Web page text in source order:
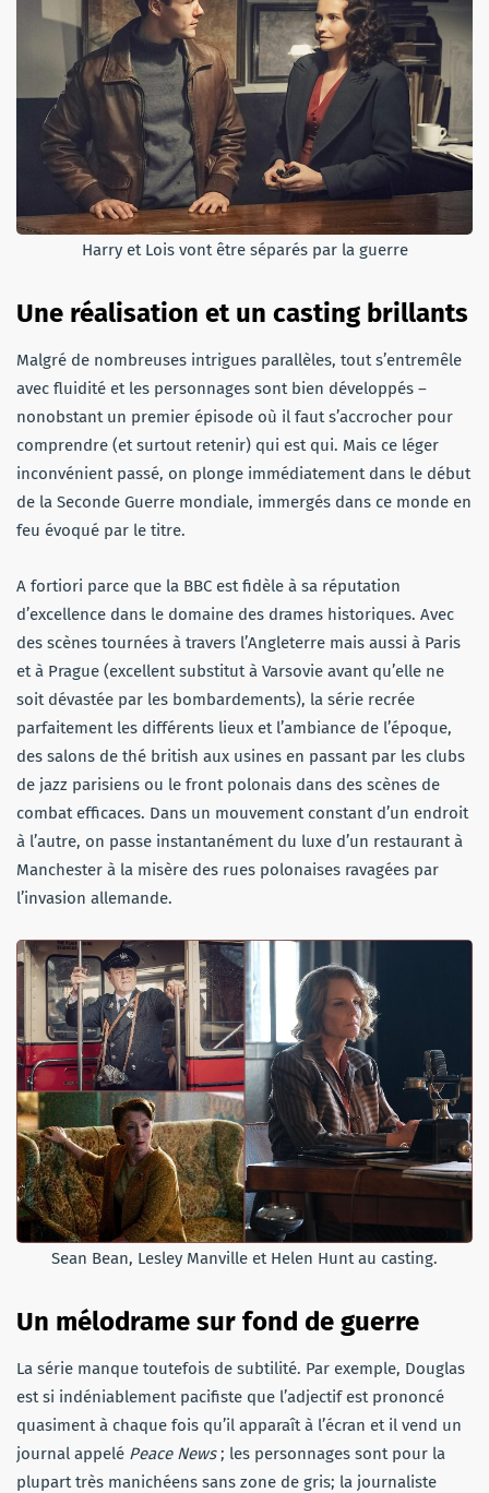
Harry et Lois vont être séparés par la guerre
Une réalisation et un casting brillants
Malgré de nombreuses intrigues parallèles, tout s’entremêle
avec fluidité et les personnages sont bien développés –
nonobstant un premier épisode où il faut s’accrocher pour
comprendre (et surtout retenir) qui est qui. Mais ce léger
inconvénient passé, on plonge immédiatement dans le début
de la Seconde Guerre mondiale, immergés dans ce monde en
feu évoqué par le titre.
A fortiori parce que la BBC est fidèle à sa réputation
d’excellence dans le domaine des drames historiques. Avec
des scènes tournées à travers l’Angleterre mais aussi à Paris
et à Prague (excellent substitut à Varsovie avant qu’elle ne
soit dévastée par les bombardements), la série recrée
parfaitement les différents lieux et l’ambiance de l’époque,
des salons de thé british aux usines en passant par les clubs
de jazz parisiens ou le front polonais dans des scènes de
combat efficaces. Dans un mouvement constant d’un endroit
à l’autre, on passe instantanément du luxe d’un restaurant à
Manchester à la misère des rues polonaises ravagées par
l’invasion allemande.
Sean Bean, Lesley Manville et Helen Hunt au casting.
Un mélodrame sur fond de guerre
La série manque toutefois de subtilité. Par exemple, Douglas
est si indéniablement pacifiste que l’adjectif est prononcé
quasiment à chaque fois qu’il apparaît à l’écran et il vend un
journal appelé Peace News; les personnages sont pour la
plupart très manichéens sans zone de gris; la journaliste